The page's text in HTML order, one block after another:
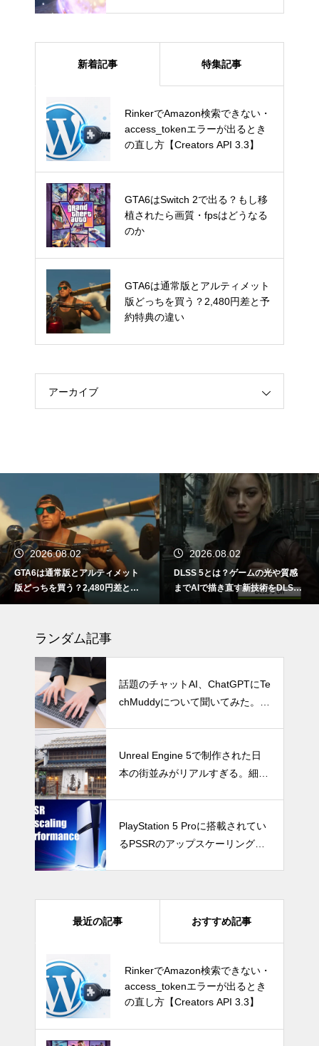
新着記事 特集記事
RinkerでAmazon検索できない・
access_tokenエラーが出るとき
の直し方【Creators API 3.3】
GTA6はSwitch 2で出る？もし移
植されたら画質・fpsはどうなる
のか
GTA6は通常版とアルティメット
版どっちを買う？2,480円差と予
約特典の違い
RinkerでAmazon検索できない・
access_tokenエラーが出るとき
の直し方【Creators API 3.3】
GTA6はSwitch 2で出る？もし移
植されたら画質・fpsはどうなる
のか
GTA6は通常版とアルティメット
版どっちを買う？2,480円差と予
約特典の違い
アーカイブ
2026.08.02
GTA6は通常版とアルティメット
版どっちを買う？2,480円差と予
約特典の違い
2026.08.02
DLSS 5とは？ゲームの光や質感
までAIで描き直す新技術をDLSS
4.5と比較
ランダム記事
話題のチャットAI、ChatGPTにTe
chMuddyについて聞いてみた。ち
ムを配信している素敵なサイトで
すよ
Unreal Engine 5で制作された日
本の街並みがリアルすぎる。細部
PlayStation 5 Proに搭載されてい
るPSSRのアップスケーリング技
最近の記事 おすすめ記事
RinkerでAmazon検索できない・
access_tokenエラーが出るとき
の直し方【Creators API 3.3】
GTA6はSwitch 2で出る？もし移
植されたら画質・fpsはどうなる
のか